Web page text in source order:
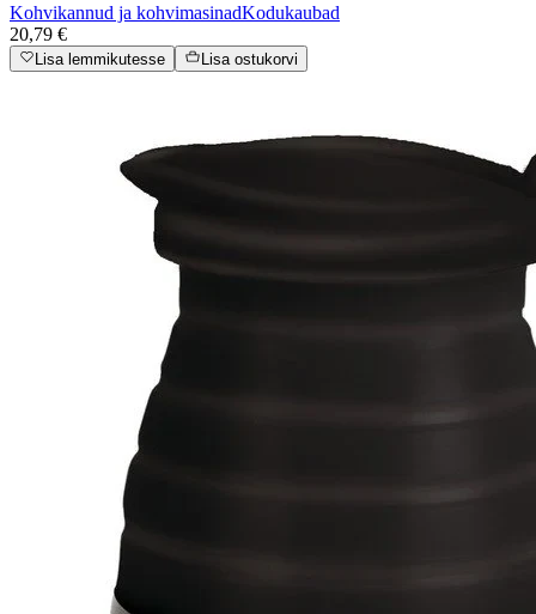
Kohvikannud ja kohvimasinadKodukaubad
20,79 €
Lisa lemmikutesse Lisa ostukorvi